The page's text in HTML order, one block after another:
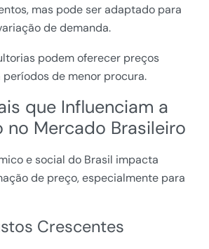
mas pode ser adaptado para
de demanda.
podem oferecer preços
de menor procura.
que Influenciam a
no Mercado Brasileiro
e social do Brasil impacta
de preço, especialmente para
Crescentes